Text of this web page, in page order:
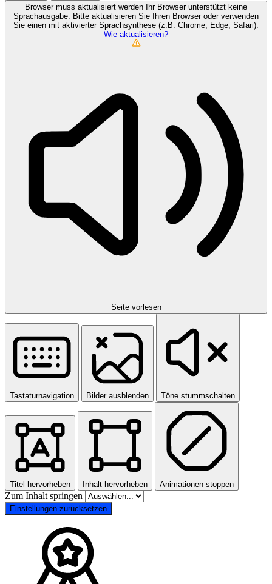
Browser muss aktualisiert werden
Ihr Browser unterstützt keine
Sprachausgabe. Bitte aktualisieren Sie Ihren Browser oder verwenden
Sie einen mit aktivierter Sprachsynthese (z.B. Chrome, Edge, Safari).
Wie aktualisieren?
Seite vorlesen
Tastaturnavigation Bilder ausblenden Töne stummschalten
Titel hervorheben Inhalt hervorheben Animationen stoppen
Zum Inhalt springen
Einstellungen zurücksetzen